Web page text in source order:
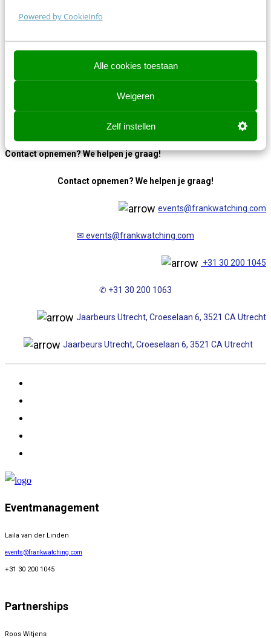
Powered by CookieInfo
Alle cookies toestaan
Weigeren
Zelf instellen
Contact opnemen? We helpen je graag!
Contact opnemen? We helpen je graag!
events@frankwatching.com
✉ events@frankwatching.com
+31 30 200 1045
✆ +31 30 200 1063
Jaarbeurs Utrecht, Croeselaan 6, 3521 CA Utrecht
Jaarbeurs Utrecht, Croeselaan 6, 3521 CA Utrecht
Eventmanagement
Laila van der Linden
events@frankwatching.com
+31 30 200 1045
Partnerships
Roos Witjens